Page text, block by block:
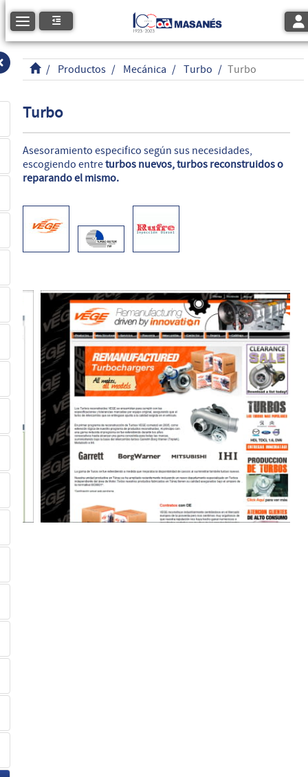
Toggle navigation
Productos Mecánica Turbo Turbo
Turbo
Asesoramiento especifico según sus necesidades,
escogiendo entreturbos nuevos, turbos reconstruidos o
reparando el mismo.